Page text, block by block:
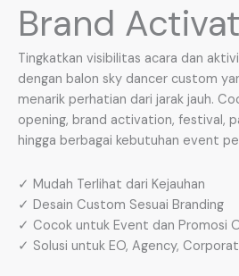
Brand
Tingkatkan visibilitas acara dan
dengan balon sky dancer custom
menarik perhatian dari jarak jauh.
opening, brand activation, festival,
hingga berbagai kebutuhan event
✓ Mudah Terlihat dari Kejauhan
✓ Desain Custom Sesuai Branding
✓ Cocok untuk Event dan Promosi
✓ Solusi untuk EO, Agency,